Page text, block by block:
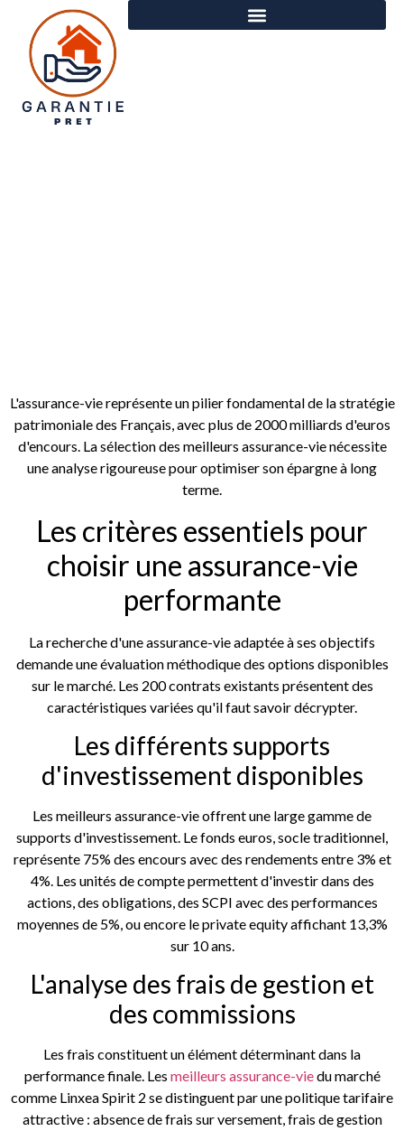
L'assurance-vie représente un pilier fondamental de la stratégie
patrimoniale des Français, avec plus de 2000 milliards d'euros
d'encours. La sélection des meilleurs assurance-vie nécessite
une analyse rigoureuse pour optimiser son épargne à long
terme.
Les critères essentiels pour
choisir une assurance-vie
performante
La recherche d'une assurance-vie adaptée à ses objectifs
demande une évaluation méthodique des options disponibles
sur le marché. Les 200 contrats existants présentent des
caractéristiques variées qu'il faut savoir décrypter.
Les différents supports
d'investissement disponibles
Les meilleurs assurance-vie offrent une large gamme de
supports d'investissement. Le fonds euros, socle traditionnel,
représente 75% des encours avec des rendements entre 3% et
4%. Les unités de compte permettent d'investir dans des
actions, des obligations, des SCPI avec des performances
moyennes de 5%, ou encore le private equity affichant 13,3%
sur 10 ans.
L'analyse des frais de gestion et
des commissions
Les frais constituent un élément déterminant dans la
performance finale. Les meilleurs assurance-viedu marché
comme Linxea Spirit 2 se distinguent par une politique tarifaire
attractive : absence de frais sur versement, frais de gestion